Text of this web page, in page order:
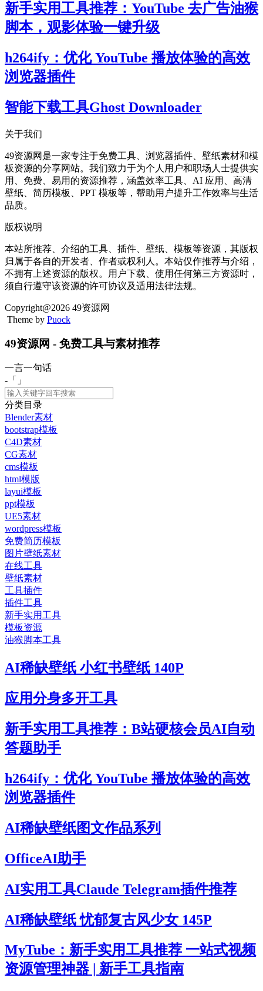
新手实用工具推荐：YouTube 去广告油猴
脚本，观影体验一键升级
h264ify：优化 YouTube 播放体验的高效
浏览器插件
智能下载工具Ghost Downloader
关于我们
49资源网是一家专注于免费工具、浏览器插件、壁纸素材和模
板资源的分享网站。我们致力于为个人用户和职场人士提供实
用、免费、易用的资源推荐，涵盖效率工具、AI 应用、高清
壁纸、简历模板、PPT 模板等，帮助用户提升工作效率与生活
品质。
版权说明
本站所推荐、介绍的工具、插件、壁纸、模板等资源，其版权
归属于各自的开发者、作者或权利人。本站仅作推荐与介绍，
不拥有上述资源的版权。用户下载、使用任何第三方资源时，
须自行遵守该资源的许可协议及适用法律法规。
Copyright@2026 49资源网
Theme by Puock
49资源网 - 免费工具与素材推荐
一言一句话
-「
」
分类目录
Blender素材
bootstrap模板
C4D素材
CG素材
cms模板
html模版
layui模板
ppt模板
UE5素材
wordpress模板
免费简历模板
图片壁纸素材
在线工具
壁纸素材
工具插件
插件工具
新手实用工具
模板资源
油猴脚本工具
AI稀缺壁纸 小红书壁纸 140P
应用分身多开工具
新手实用工具推荐：B站硬核会员AI自动
答题助手
h264ify：优化 YouTube 播放体验的高效
浏览器插件
AI稀缺壁纸图文作品系列
OfficeAI助手
AI实用工具Claude Telegram插件推荐
AI稀缺壁纸 忧郁复古风少女 145P
MyTube：新手实用工具推荐 一站式视频
资源管理神器 | 新手工具指南